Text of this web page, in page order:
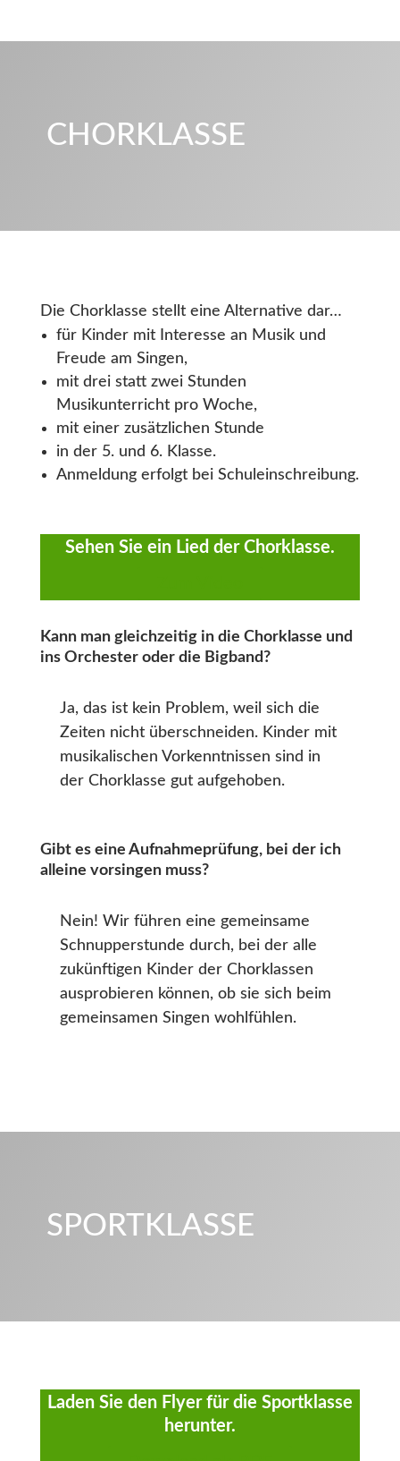
CHORKLASSE
Die Chorklasse stellt eine Alternative dar…
für Kinder mit Interesse an Musik und
Freude am Singen,
mit drei statt zwei Stunden
Musikunterricht pro Woche,
mit einer zusätzlichen Stunde
in der 5. und 6. Klasse.
Anmeldung erfolgt bei Schuleinschreibung.
Sehen Sie ein Lied der Chorklasse.
Kann man gleichzeitig in die Chorklasse und
ins Orchester oder die Bigband?
Ja, das ist kein Problem, weil sich die
Zeiten nicht überschneiden. Kinder mit
musikalischen Vorkenntnissen sind in
der Chorklasse gut aufgehoben.
Gibt es eine Aufnahmeprüfung, bei der ich
alleine vorsingen muss?
Nein! Wir führen eine gemeinsame
Schnupperstunde durch, bei der alle
zukünftigen Kinder der Chorklassen
ausprobieren können, ob sie sich beim
gemeinsamen Singen wohlfühlen.
SPORTKLASSE
Laden Sie den Flyer für die Sportklasse
herunter.